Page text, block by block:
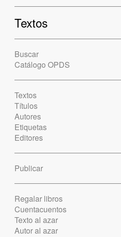
Textos
Buscar
Catálogo OPDS
Textos
Títulos
Autores
Etiquetas
Editores
Publicar
Regalar libros
Cuentacuentos
Texto al azar
Autor al azar